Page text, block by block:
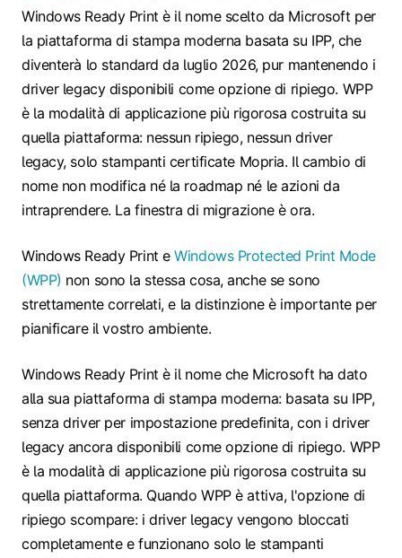
Windows Ready Print è il nome scelto da Microsoft per
la piattaforma di stampa moderna basata su IPP, che
diventerà lo standard da luglio 2026, pur mantenendo i
driver legacy disponibili come opzione di ripiego. WPP
è la modalità di applicazione più rigorosa costruita su
quella piattaforma: nessun ripiego, nessun driver
legacy, solo stampanti certificate Mopria. Il cambio di
nome non modifica né la roadmap né le azioni da
intraprendere. La finestra di migrazione è ora.
Windows Ready Print eWindows Protected Print Mode
(WPP) non sono la stessa cosa, anche se sono
strettamente correlati, e la distinzione è importante per
pianificare il vostro ambiente.
Windows Ready Print è il nome che Microsoft ha dato
alla sua piattaforma di stampa moderna: basata su IPP,
senza driver per impostazione predefinita, con i driver
legacy ancora disponibili come opzione di ripiego. WPP
è la modalità di applicazione più rigorosa costruita su
quella piattaforma. Quando WPP è attiva, l'opzione di
ripiego scompare: i driver legacy vengono bloccati
completamente e funzionano solo le stampanti